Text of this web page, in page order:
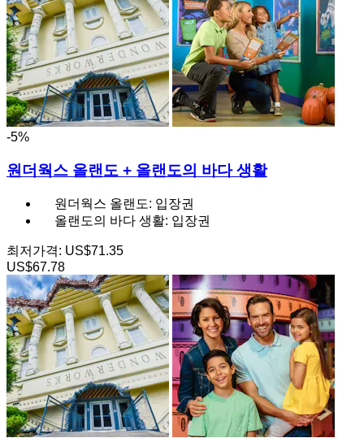
-5%
원더웍스 올랜도 + 올랜도의 바다 생활
원더웍스 올랜도: 입장권
올랜도의 바다 생활: 입장권
최저가격: US$71.35
US$67.78